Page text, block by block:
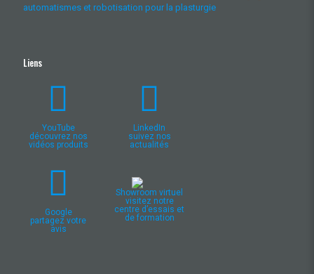
automatismes et robotisation pour la plasturgie
Liens
YouTube
découvrez nos
vidéos produits
LinkedIn
suivez nos
actualités
Google
partagez votre
avis
Showroom virtuel
visitez notre
centre d’essais et
de formation